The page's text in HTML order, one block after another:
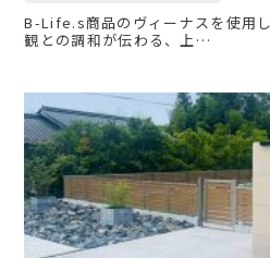
B-Life.s商品のヴィーナスを使用
観との調和が伝わる、上…